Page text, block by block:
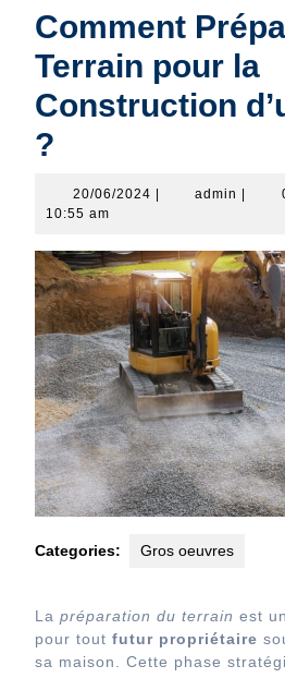
Comment
Terrain pour la
Construction
?
20/06/2024 20/06/2024
admin admin
10:55 am
Categories: Gros oeuvres
La préparation du terrain est
pour tout futur propriétaire
sa maison. Cette phase